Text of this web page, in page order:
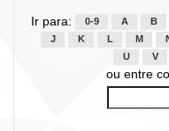
Ir para: 0-9 A B
J
K L M
U
V
ou entre